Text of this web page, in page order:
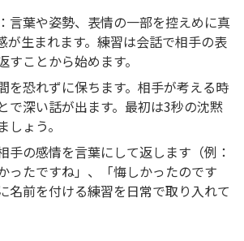
言葉や姿勢、表情の一部を控えめに真
が生まれます。練習は会話で相手の表
すことから始めます。
を恐れずに保ちます。相手が考える時
で深い話が出ます。最初は3秒の沈黙
しょう。
手の感情を言葉にして返します（例：
ったですね」、「悔しかったのです
名前を付ける練習を日常で取り入れて